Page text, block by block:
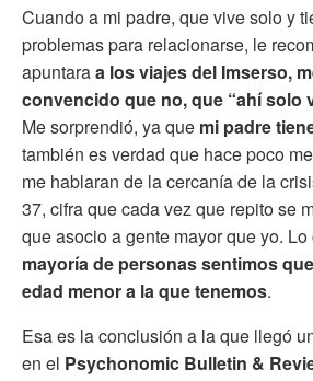
Cuando a mi padre, que vive solo y
problemas para relacionarse, le
apuntaraa los viajes del Imserso,
convencido que no, que “ahí solo
Me sorprendió, ya que mi padre
también es verdad que hace poco
me hablaran de la cercanía de la
37, cifra que cada vez que repito se
que asocio a gente mayor que yo.
mayoría de personas sentimos
edad menor a la que tenemos.
Esa es la conclusión a la que llegó
en el Psychonomic Bulletin &